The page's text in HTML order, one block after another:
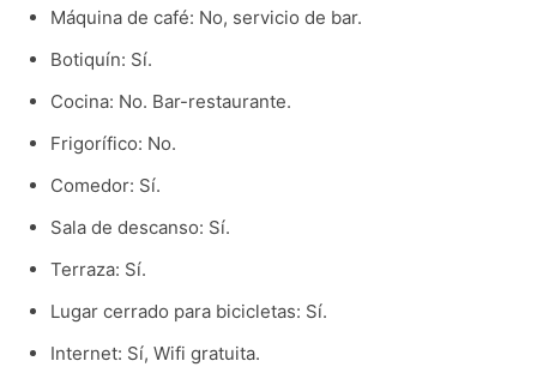
Máquina de café: No, servicio de bar.
Botiquín: Sí.
Cocina: No. Bar-restaurante.
Frigorífico: No.
Comedor: Sí.
Sala de descanso: Sí.
Terraza: Sí.
Lugar cerrado para bicicletas: Sí.
Internet: Sí, Wifi gratuita.